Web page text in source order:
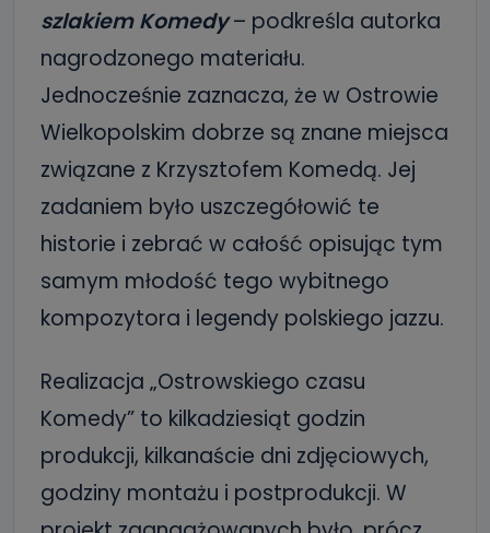
szlakiem Komedy– podkreśla autorka
nagrodzonego materiału.
Jednocześnie zaznacza, że w Ostrowie
Wielkopolskim dobrze są znane miejsca
związane z Krzysztofem Komedą. Jej
zadaniem było uszczegółowić te
historie i zebrać w całość opisując tym
samym młodość tego wybitnego
kompozytora i legendy polskiego jazzu.
Realizacja „Ostrowskiego czasu
Komedy” to kilkadziesiąt godzin
produkcji, kilkanaście dni zdjęciowych,
godziny montażu i postprodukcji. W